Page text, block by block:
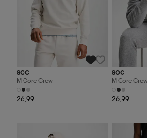
SOC
M Core Crew
26,99
SOC
M Core
26,99
Valitse 2,